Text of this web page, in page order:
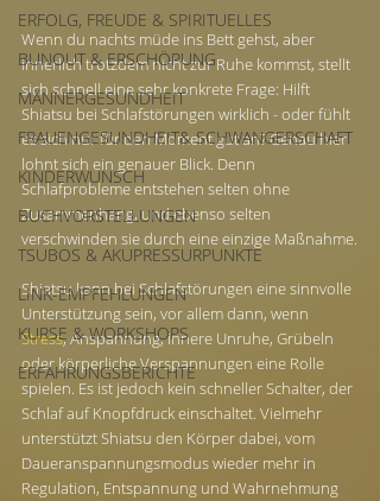
ERFOLG, FREUDE & SPIRITUELLES
BUNOUT & ERSCHÖPUNG
MÄNNERGESUNDHEIT
FRAUENGESUNDHEIT& SCHWANGERSCHAFT
KINDERWUNSCH
BUCHVORSTELLUNGEN
TSUBOS & AKUPRESSURPUNKTE
LINK-EMPFEHLUNGEN
KURSE & WORKSHOPS
ERFAHRUNGSBERICHTE
Wenn du nachts müde ins Bett gehst, aber
innerlich trotzdem nicht zur Ruhe kommst, stellt
sich schnell eine sehr konkrete Frage: Hilft
Shiatsu bei Schlafstörungen wirklich - oder fühlt
es sich nur für den Moment gut an? Genau hier
lohnt sich ein genauer Blick. Denn
Schlafprobleme entstehen selten ohne
Zusammenhang, und ebenso selten
verschwinden sie durch eine einzige Maßnahme.
Shiatsu kann bei Schlafstörungen eine sinnvolle
Unterstützung sein, vor allem dann, wenn
Stress, Anspannung, innere Unruhe, Grübeln
oder körperliche Verspannungen eine Rolle
spielen. Es ist jedoch kein schneller Schalter, der
Schlaf auf Knopfdruck einschaltet. Vielmehr
unterstützt Shiatsu den Körper dabei, vom
Daueranspannungsmodus wieder mehr in
Regulation, Entspannung und Wahrnehmung